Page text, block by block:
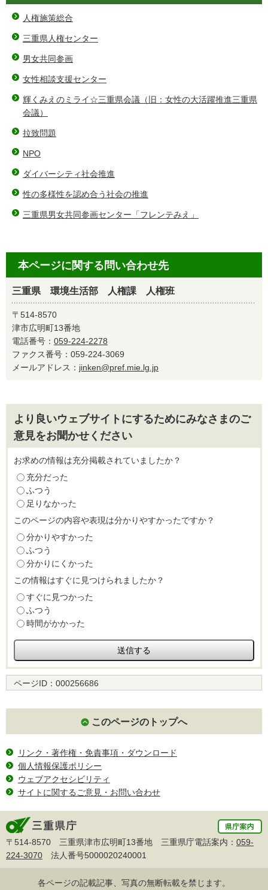
人権施策総合
三重県人権センター
男女共同参画
女性相談支援センター
輝くみえのミライ☆三重県会議（旧：女性の大活躍推進三重県
会議）
拉致問題
NPO
ダイバーシティ社会推進
性の多様性を認め合う社会の推進
三重県男女共同参画センター「フレンテみえ」
本ページに関する問い合わせ先
三重県 環境生活部 人権課 人権班
〒514-8570
津市広明町13番地
電話番号： 059-224-2278
ファクス番号：059-224-3069
メールアドレス： jinken@pref.mie.lg.jp
より良いウェブサイトにするためにみなさまのご
意見をお聞かせください
お求めの情報は充分掲載されていましたか？
充分だった
ふつう
足りなかった
このページの内容や表現は分かりやすかったですか？
分かりやすかった
ふつう
分かりにくかった
この情報はすぐに見つけられましたか？
すぐに見つかった
ふつう
時間がかかった
ページID： 000256686
このページのトップへ
リンク・著作権・免責事項・ダウンロード
個人情報保護ポリシー
ウェブアクセシビリティ
サイトに関するご意見・お問い合わせ
〒514-8570 三重県津市広明町13番地 三重県庁電話案内： 059-
224-3070 法人番号5000020240001
各ページの記載記事、写真の無断転載を禁じます。